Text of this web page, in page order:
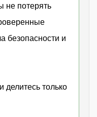
не потерять
безопасности и
делитесь только